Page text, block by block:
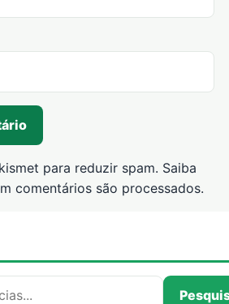
para reduzir spam. Saiba
comentários são processados.